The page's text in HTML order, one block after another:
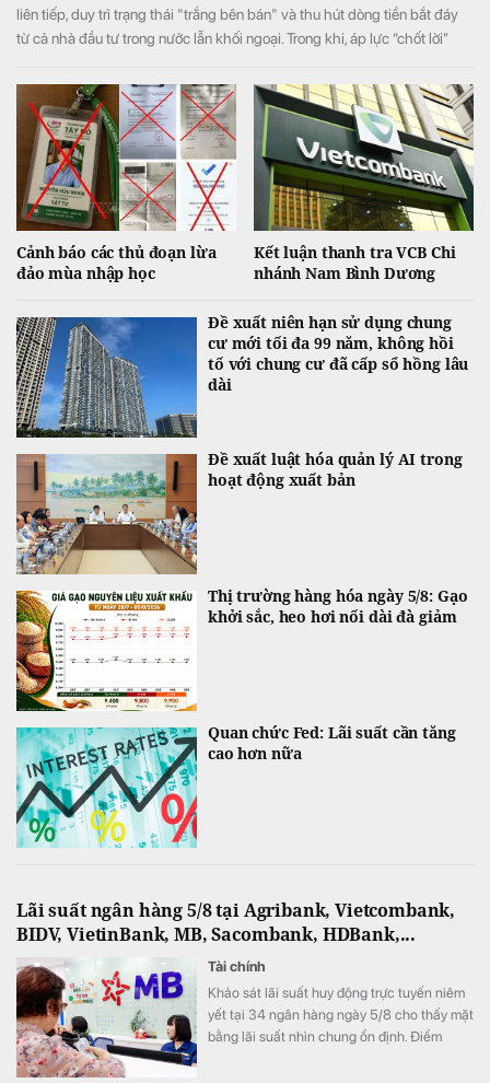
liên tiếp, duy trì trạng thái "trắng bên bán" và thu hút dòng tiền bắt đáy
từ cả nhà đầu tư trong nước lẫn khối ngoại. Trong khi, áp lực “chốt lời”
Cảnh báo các thủ đoạn lừa
đảo mùa nhập học
Kết luận thanh tra VCB Chi
nhánh Nam Bình Dương
Đề xuất niên hạn sử dụng chung
cư mới tối đa 99 năm, không hồi
tố với chung cư đã cấp sổ hồng lâu
dài
Đề xuất luật hóa quản lý AI trong
hoạt động xuất bản
Thị trường hàng hóa ngày 5/8: Gạo
khởi sắc, heo hơi nối dài đà giảm
Quan chức Fed: Lãi suất cần tăng
cao hơn nữa
Lãi suất ngân hàng 5/8 tại Agribank, Vietcombank,
BIDV, VietinBank, MB, Sacombank, HDBank,...
Tài chính
Khảo sát lãi suất huy động trực tuyến niêm
yết tại 34 ngân hàng ngày 5/8 cho thấy mặt
bằng lãi suất nhìn chung ổn định. Điểm